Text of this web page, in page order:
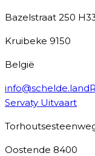
Bazelstraat 250
Kruibeke 9150
België
info@schelde.land
Servaty Uitvaart
Oostende 8400